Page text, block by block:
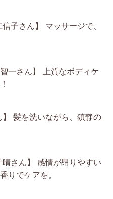
子さん】 マッサージで、
一さん】 上質なボディケ
】 髪を洗いながら、鎮静の
晴さん】 感情が昂りやすい
りでケアを。